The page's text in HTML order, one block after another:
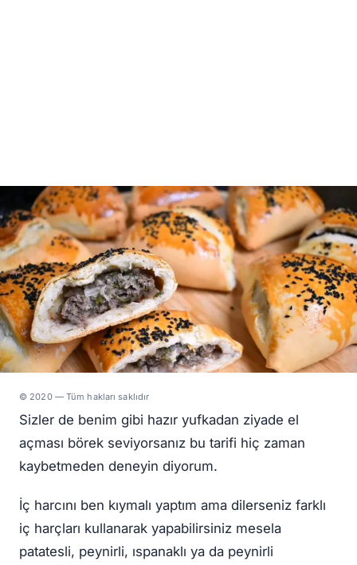
© 2020 — Tüm hakları saklıdır
Sizler de benim gibi hazır yufkadan ziyade el
açması börek seviyorsanız bu tarifi hiç zaman
kaybetmeden deneyin diyorum.
İç harcını ben kıymalı yaptım ama dilerseniz farklı
iç harçları kullanarak yapabilirsiniz mesela
patatesli, peynirli, ıspanaklı ya da peynirli